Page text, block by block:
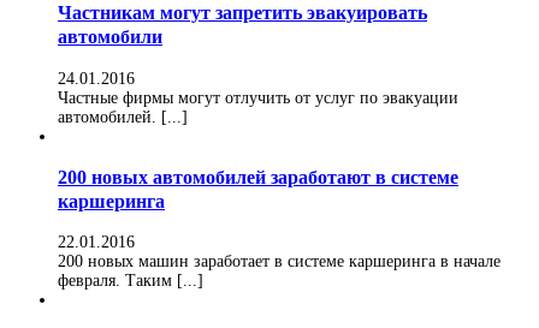
Частникам могут запретить эвакуировать
автомобили
24.01.2016
Частные фирмы могут отлучить от услуг по эвакуации
автомобилей. [...]
200 новых автомобилей заработают в системе
каршеринга
22.01.2016
200 новых машин заработает в системе каршеринга в начале
февраля. Таким [...]